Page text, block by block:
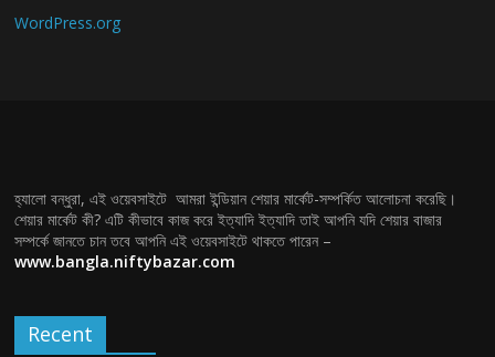
WordPress.org
হ্যালো বন্ধুরা, এই ওয়েবসাইটে আমরা ইন্ডিয়ান শেয়ার মার্কেট-সম্পর্কিত আলোচনা করেছি।
শেয়ার মার্কেট কী? এটি কীভাবে কাজ করে ইত্যাদি ইত্যাদি তাই আপনি যদি শেয়ার বাজার
সম্পর্কে জানতে চান তবে আপনি এই ওয়েবসাইটে থাকতে পারেন –
www.bangla.niftybazar.com
Recent